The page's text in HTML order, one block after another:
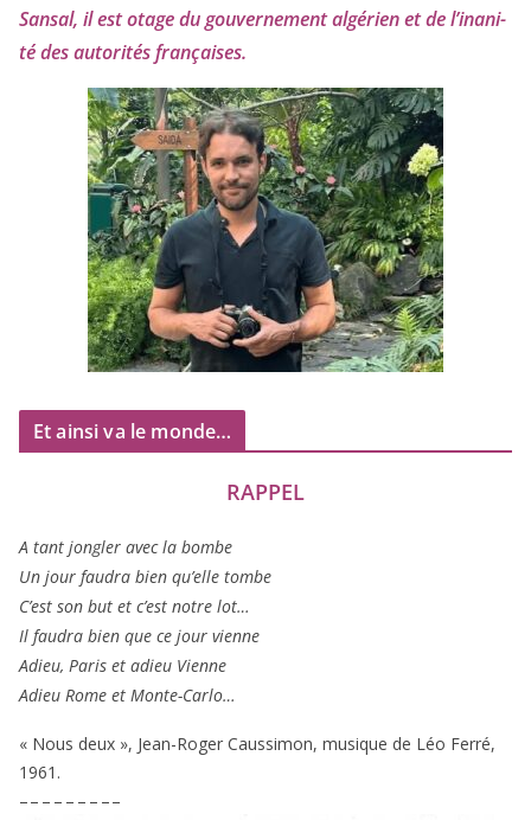
Sansal, il est otage du gou­ver­ne­ment algé­rien et de l’i­na­ni­
té des auto­ri­tés françaises.
Et ainsi va le monde…
RAPPEL
A tant jon­gler avec la bombe
Un jour fau­dra bien qu’elle tombe
C’est son but et c’est notre lot…
Il fau­dra bien que ce jour vienne
Adieu, Paris et adieu Vienne
Adieu Rome et Monte-Carlo…
« Nous deux », Jean-Roger Caussimon, musique de Léo Ferré,
1961 .
– – – – – – – – –